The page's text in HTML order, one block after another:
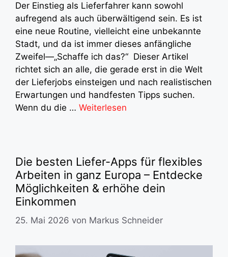
Der Einstieg als Lieferfahrer kann sowohl
aufregend als auch überwältigend sein. Es ist
eine neue Routine, vielleicht eine unbekannte
Stadt, und da ist immer dieses anfängliche
Zweifel—„Schaffe ich das?“ Dieser Artikel
richtet sich an alle, die gerade erst in die Welt
der Lieferjobs einsteigen und nach realistischen
Erwartungen und handfesten Tipps suchen.
Wenn du die … Weiterlesen
Die besten Liefer-Apps für flexibles
Arbeiten in ganz Europa – Entdecke
Möglichkeiten & erhöhe dein
Einkommen
25. Mai 2026 von Markus Schneider